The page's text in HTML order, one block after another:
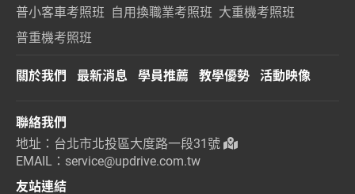
普小客車考照班 自用換職業考照班 大重機考照班
普重機考照班
關於我們 最新消息 學員推薦 教學優勢 活動映像
聯絡我們
地址：台北市北投區大度路一段31號
EMAIL：service@updrive.com.tw
友站連結